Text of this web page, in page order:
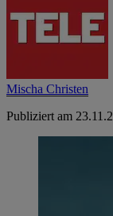
Mischa Christen
Publiziert am